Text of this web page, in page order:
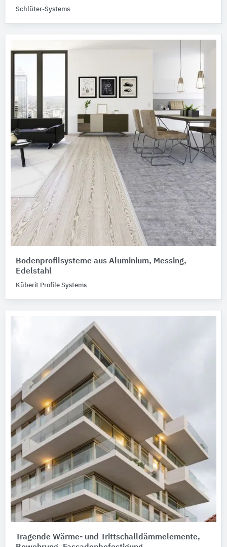
Schlüter-Systems
Bodenprofilsysteme aus Aluminium, Messing,
Edelstahl
Küberit Profile Systems
Tragende Wärme- und Trittschalldämmelemente,